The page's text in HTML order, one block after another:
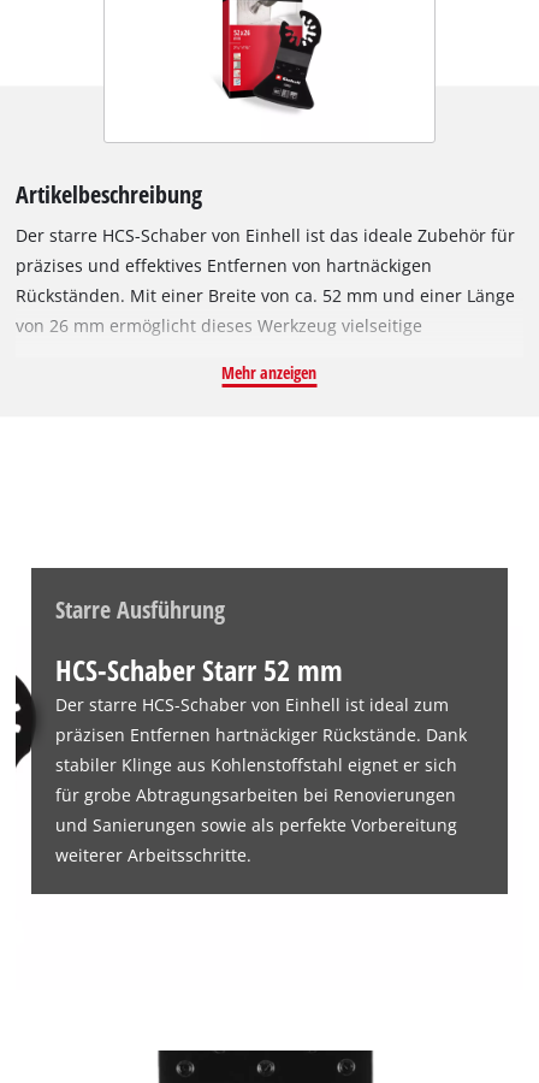
Artikelbeschreibung
Der starre HCS-Schaber von Einhell ist das ideale Zubehör für
präzises und effektives Entfernen von hartnäckigen
Rückständen. Mit einer Breite von ca. 52 mm und einer Länge
von 26 mm ermöglicht dieses Werkzeug vielseitige
notwendig ist. Hergestellt aus hochwertigem Kohlenstoffstahl
Merkmal des kwb HCS-Schabers ist seine schwarze Lackierung
mit Elektrophorese-Finish. Dieses spezielle Verfahren sorgt
nicht nur für eine ansprechende Optik, sondern verhindert
effektiv das Abfärben auf das bearbeitete Werkstück. Die
robuste Lackierung trägt zudem dazu bei, dass das Werkzeug
widerstandsfähig gegenüber äußeren Einflüssen, wie
Feuchtigkeit, ist. Das Schaberblatt eignet sich für alle
gängigen Multitools außer Starlock-Maschinen und ist damit
universell einsetzbar. Die robuste Ausführung des starren
HCS-Schabers, macht ihn zu einem unverzichtbaren Multitool-
Werkzeug bei Renovierungsarbeiten, Sanierungen oder
spezifischen Reparaturprojekten, da er eine vielseitige Lösung
Mehr anzeigen
Starre Ausführung
HCS-Schaber Starr 52 mm
Der starre HCS-Schaber von Einhell ist ideal zum
präzisen Entfernen hartnäckiger Rückstände. Dank
stabiler Klinge aus Kohlenstoffstahl eignet er sich
für grobe Abtragungsarbeiten bei Renovierungen
und Sanierungen sowie als perfekte Vorbereitung
weiterer Arbeitsschritte.